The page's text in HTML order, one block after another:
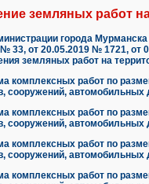
земляных работ
города
№ 33, от 20.05.2019 № 1721,
земляных работ на
комплексных работ по
сооружений, автомобильных
комплексных работ по
сооружений, автомобильных
комплексных работ по
сооружений, автомобильных
комплексных работ по